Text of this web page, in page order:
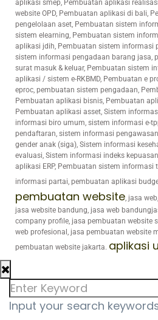
aplikasi smep, Pembuatan aplikasi
website OPD, Pembuatan aplikasi di bali,
pengelolaan aset, Pembuatan sistem
sistem elearning, Pembuatan sistem
aplikasi jdih, Pembuatan sistem informasi
sistem informasi pengadaan barang jasa,
surat masuk & keluar, Pembuatan sistem
aplikasi / sistem e-RKBMD, Pembuatan e
eproc, pembuatan sistem pengadaan,
Pembuatan aplikasi bisnis, Pembuatan
Pembuatan aplikasi asset, Sistem
informasi biro umum, sistem informasi e-
pendaftaran, sistem informasi
gender anak (siga), Sistem informasi
evaluasi, Sistem informasi indeks
aplikasi ERP, Pembuatan sistem informasi
informasi partai, pembuatan aplikasi
pembuatan website, jasa
jasa website bandung, jasa web
company profile, jasa pembuatan website
web profesional, jasa pembuatan website
pembuatan website jakarta. aplikasi
Input your search